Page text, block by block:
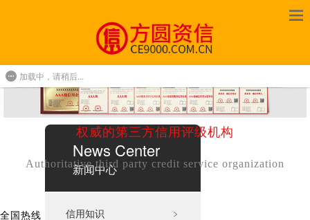
权威的第三方信用评级机构
Authoritative third party credit service organization
全国热线
News Center
新闻中心
信用知识 ﹥
加载中，请稍后...